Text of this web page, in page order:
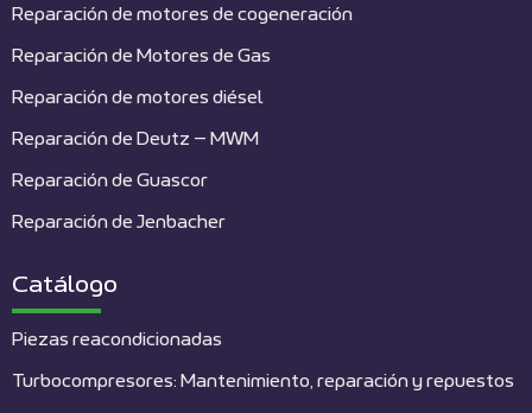
Reparación de motores de cogeneración
Reparación de Motores de Gas
Reparación de motores diésel
Reparación de Deutz – MWM
Reparación de Guascor
Reparación de Jenbacher
Catálogo
Piezas reacondicionadas
Turbocompresores: Mantenimiento, reparación y repuestos